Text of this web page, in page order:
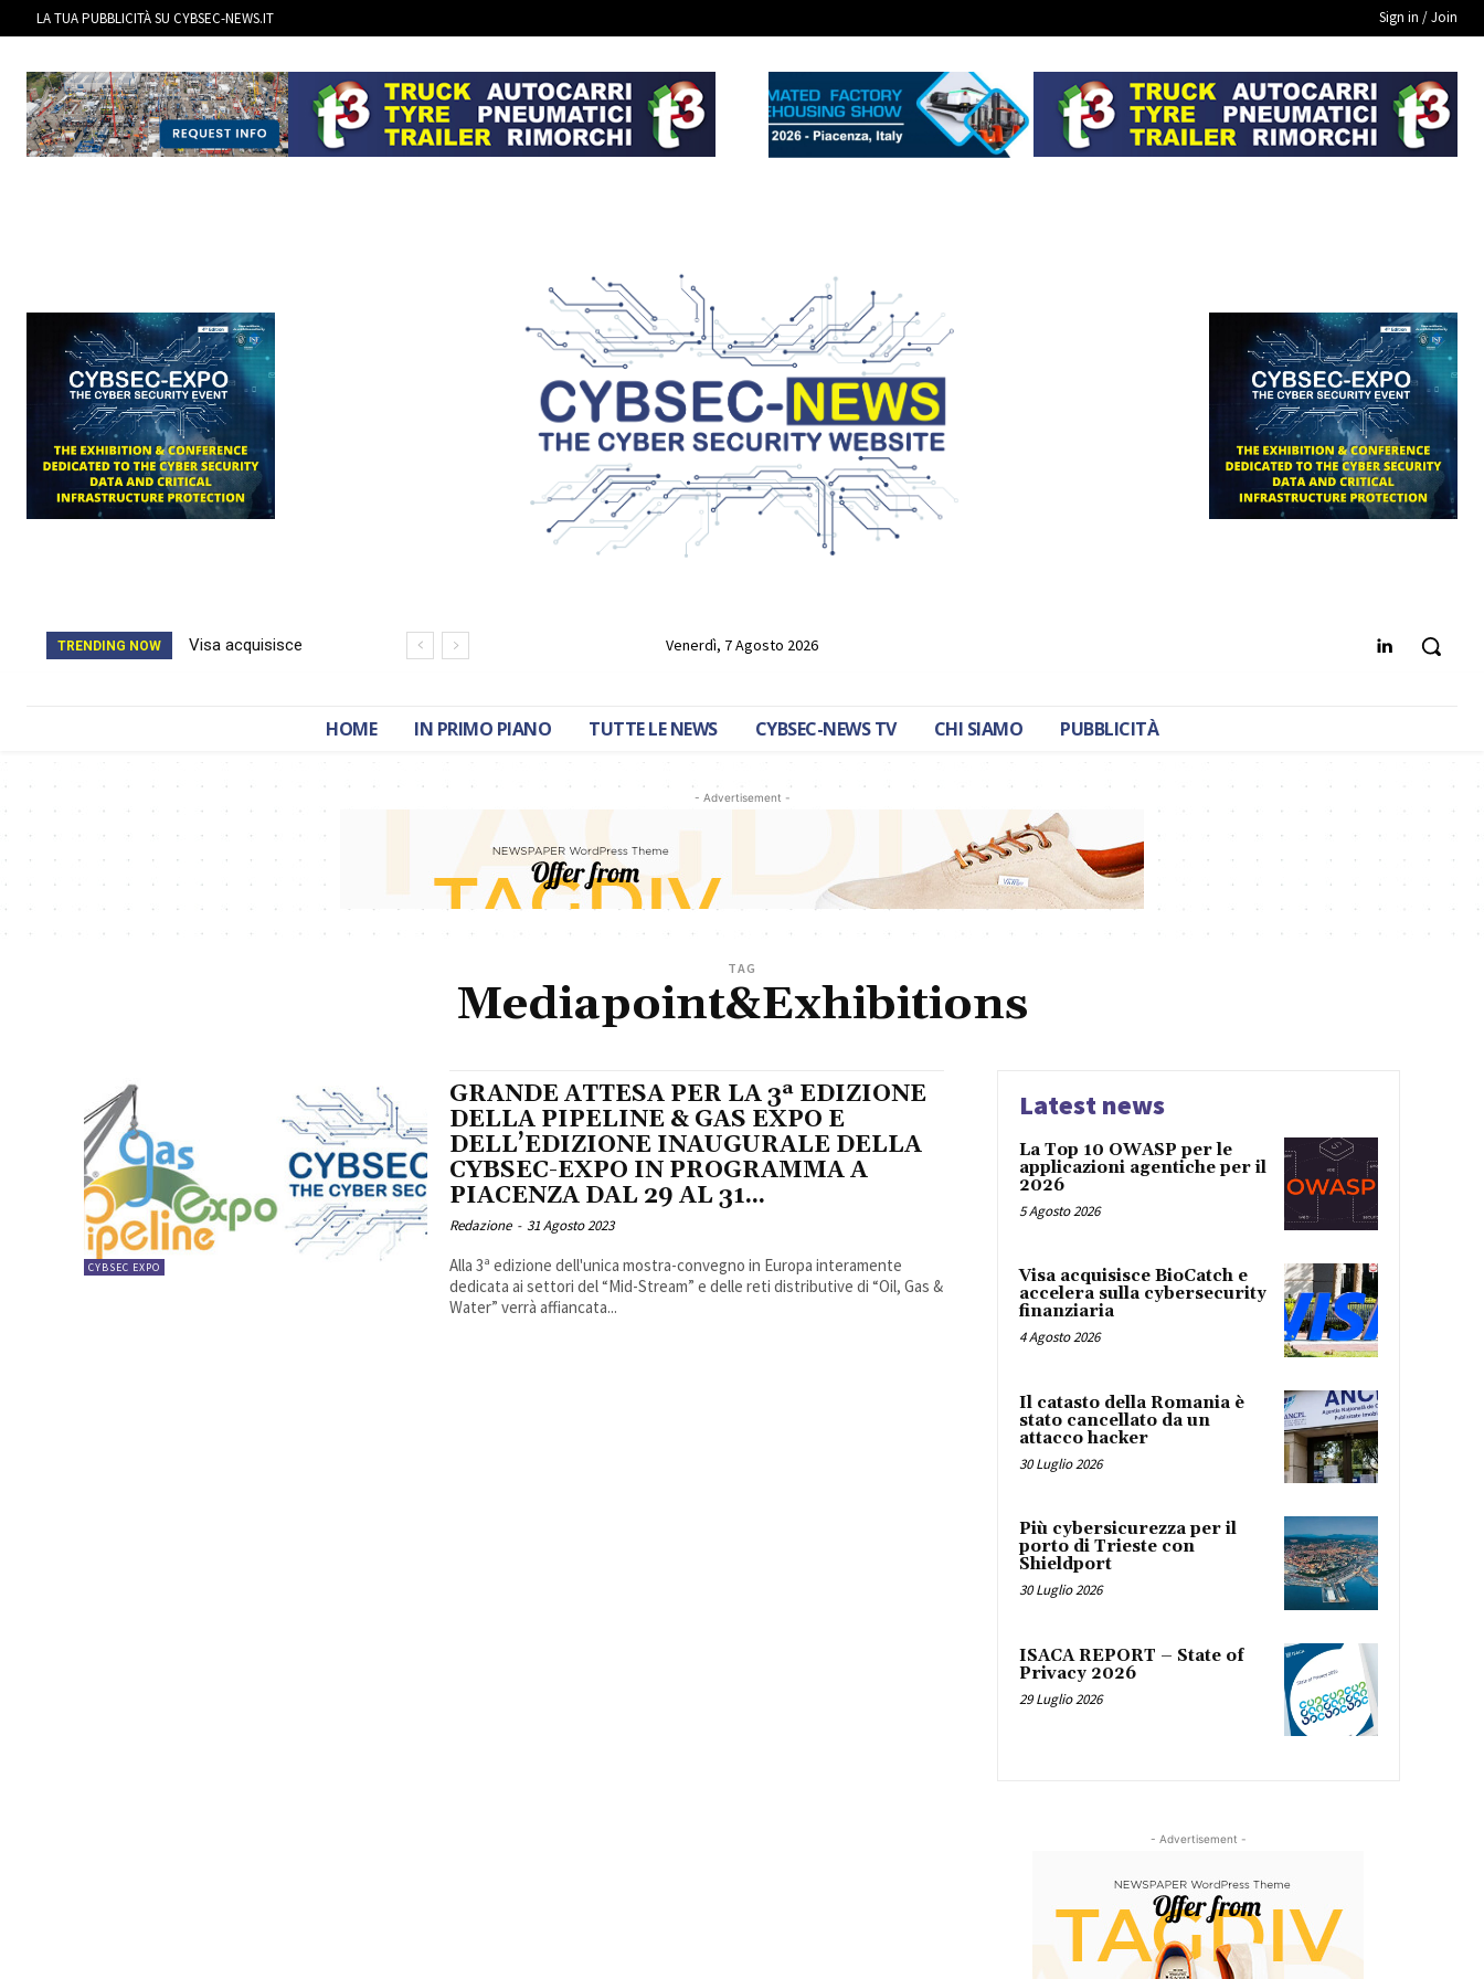
LA TUA PUBBLICITÀ SU CYBSEC-NEWS.IT Sign in / Join
TRENDING NOW
Visa acquisisce
Venerdì, 7 Agosto 2026
HOME IN PRIMO PIANO TUTTE LE NEWS CYBSEC-NEWS TV CHI SIAMO PUBBLICITÀ
- Advertisement -
TAG
Mediapoint&Exhibitions
CYBSEC EXPO
GRANDE ATTESA PER LA 3ª EDIZIONE
DELLA PIPELINE & GAS EXPO E
DELL’EDIZIONE INAUGURALE DELLA
CYBSEC-EXPO IN PROGRAMMA A
PIACENZA DAL 29 AL 31...
Redazione - 31 Agosto 2023
Alla 3ª edizione dell'unica mostra-convegno in Europa interamente
dedicata ai settori del “Mid-Stream” e delle reti distributive di “Oil, Gas &
Water” verrà affiancata...
Latest news
La Top 10 OWASP per le
applicazioni agentiche per il
2026
5 Agosto 2026
Visa acquisisce BioCatch e
accelera sulla cybersecurity
finanziaria
4 Agosto 2026
Il catasto della Romania è
stato cancellato da un
attacco hacker
30 Luglio 2026
Più cybersicurezza per il
porto di Trieste con
Shieldport
30 Luglio 2026
ISACA REPORT – State of
Privacy 2026
29 Luglio 2026
- Advertisement -